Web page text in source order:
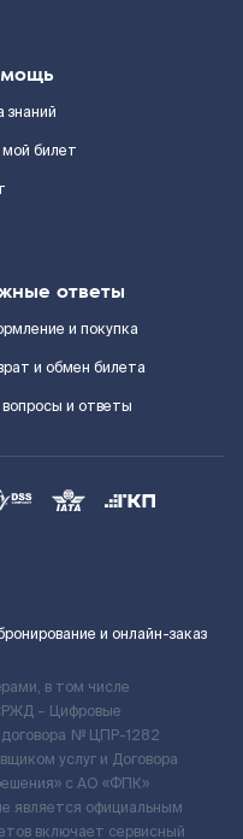
знаний
билет
ответы
и покупка
и обмен билета
и ответы
и онлайн-заказ
в том числе
– Цифровые
договора № ЦПР-1282
услуг и Договора
c АО «ФПК»
является официальным
включает сервисный